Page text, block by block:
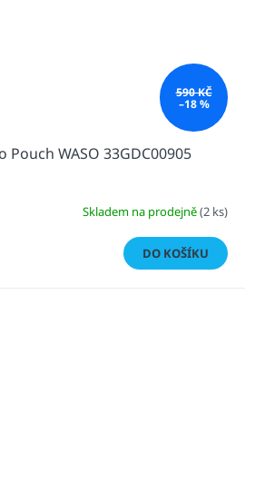
590 KČ
–18 %
Pouch WASO 33GDC00905
Skladem na prodejně(2 ks)
DO KOŠÍKU